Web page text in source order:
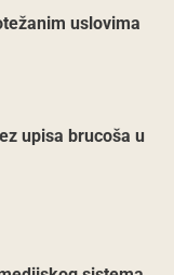
uslovima
upisa brucoša u